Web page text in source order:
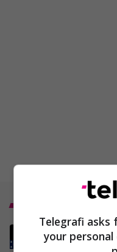
Telegrafi asks
your